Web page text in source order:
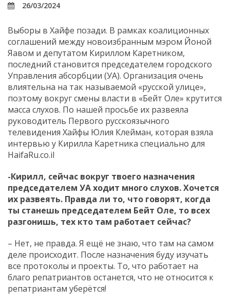
26/03/2024
Выборы в Хайфе позади. В рамках коалиционных
соглашений между новоизбранным мэром Йоной
Яавом и депутатом Кириллом Каретником,
последний становится председателем городского
Управления абсорбции (УА). Организация очень
влиятельна на так называемой «русской улице»,
поэтому вокруг смены власти в «Бейт Оле» крутится
масса слухов. По нашей просьбе их развеяла
руководитель Первого русскоязычного
телевидения Хайфы Юлия Клейман, которая взяла
интервью у Кирилла Каретника специально для
HaifaRu.co.il
-Кирилл, сейчас вокруг твоего назначения
председателем УА ходит много слухов. Хочется
их развеять. Правда ли то, что говорят, когда
ты станешь председателем Бейт Оле, то всех
разгонишь, тех кто там работает сейчас?
– Нет, не правда. Я ещё не знаю, что там на самом
деле происходит. После назначения буду изучать
все протоколы и проекты. То, что работает на
благо репатриантов останется, что не относится к
репатриантам уберётся!